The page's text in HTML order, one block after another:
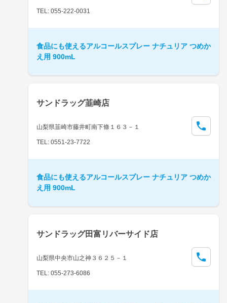
TEL: 055-222-0031
食品にも使えるアルコールスプレー ナチュリア つめか
え用 900mL
サンドラッグ韮崎店
山梨県韮崎市藤井町南下條１６３－１
TEL: 0551-23-7722
食品にも使えるアルコールスプレー ナチュリア つめか
え用 900mL
サンドラッグ田富リバーサイド店
山梨県中央市山之神３６２５－１
TEL: 055-273-6086